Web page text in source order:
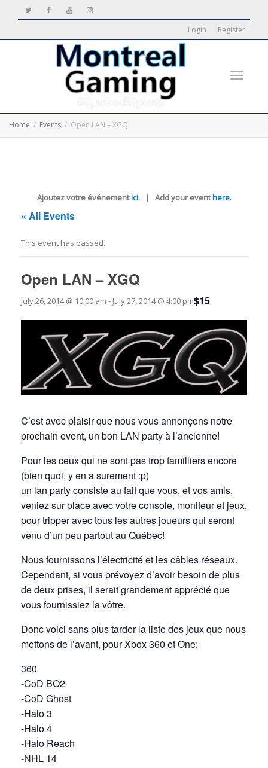
Login Register
Home Events Open LAN – XGQ
Ajoutez votre événementici. | Add your eventhere.
« All Events
This event has passed.
Open LAN – XGQ
July 26, 2014 @ 10:00 am - July 27, 2014 @ 4:00 pm$15
C’est avec plaisir que nous vous annonçons notre
prochain event, un bon LAN party à l’ancienne!
Pour les ceux qui ne sont pas trop familliers encore
(bien quoi, y en a surement :p)
un lan party consiste au fait que vous, et vos amis,
veniez sur place avec votre console, moniteur et jeux,
pour tripper avec tous les autres joueurs qui seront
venu d’un peu partout au Québec!
Nous fournissons l’électricité et les câbles réseaux.
Cependant, si vous prévoyez d’avoir besoin de plus
de deux prises, il serait grandement apprécié que
vous fournissiez la vôtre.
Donc voici sans plus tarder la liste des jeux que nous
mettons de l’avant, pour Xbox 360 et One:
360
-CoD BO2
-CoD Ghost
-Halo 3
-Halo 4
-Halo Reach
-NHL 14